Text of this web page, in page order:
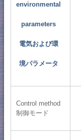
environmental
parameters
電気および環
境パラメータ
Control method
制御モード